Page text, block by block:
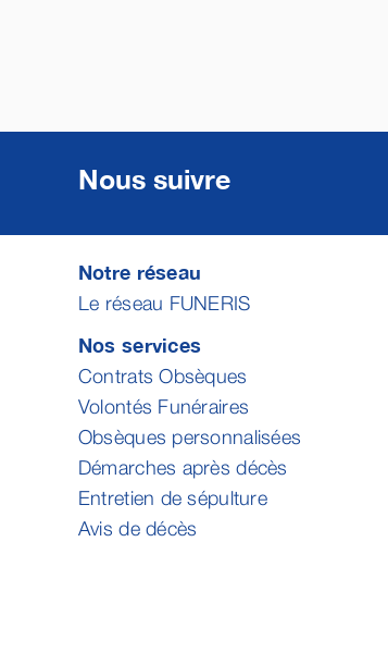
Nous suivre
Notre réseau
Le réseau FUNERIS
Nos services
Contrats Obsèques
Volontés Funéraires
Obsèques personnalisées
Démarches après décès
Entretien de sépulture
Avis de décès